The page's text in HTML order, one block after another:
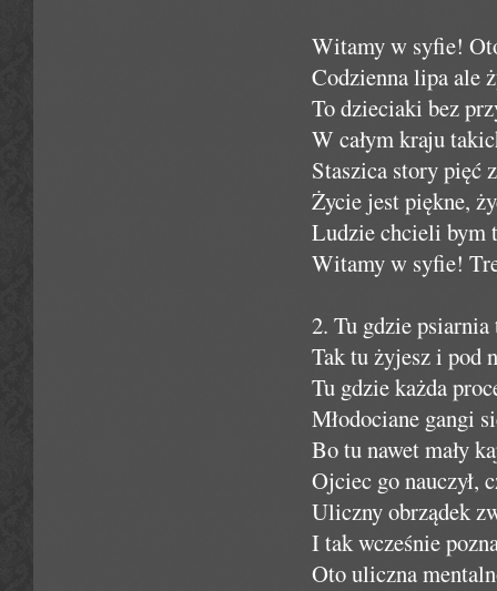
Witamy w syfie!
Codzienna lipa ale
To dzieciaki bez
W całym kraju
Staszica story pięć
Życie jest piękne,
Ludzie chcieli bym
Witamy w syfie!
2. Tu gdzie psiarnia
Tak tu żyjesz i pod
Tu gdzie każda
Młodociane gangi
Bo tu nawet mały
Ojciec go nauczył,
Uliczny obrządek
I tak wcześnie
Oto uliczna